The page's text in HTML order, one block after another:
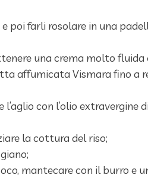
poi farli rosolare in una
una crema molto fluida
affumicata Vismara fino a
con l’olio extravergine
la cottura del riso;
mantecare con il burro e